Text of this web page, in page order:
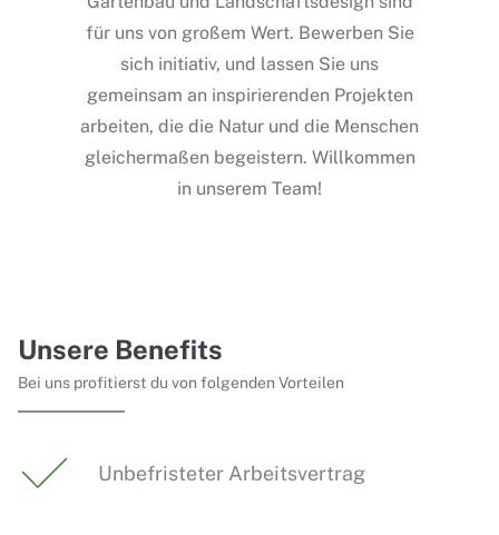
für uns von großem Wert. Bewerben Sie
sich initiativ, und lassen Sie uns
gemeinsam an inspirierenden Projekten
arbeiten, die die Natur und die Menschen
gleichermaßen begeistern. Willkommen
in unserem Team!
Unsere Benefits
Bei uns profitierst du von folgenden Vorteilen
Unbefristeter Arbeitsvertrag